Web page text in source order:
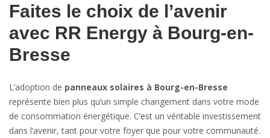
Faites le choix de l’avenir
avec RR Energy à Bourg-en-
Bresse
L’adoption de panneaux solaires à Bourg-en-Bresse
représente bien plus qu’un simple changement dans votre mode
de consommation énergétique. C’est un véritable investissement
dans l’avenir, tant pour votre foyer que pour votre communauté.